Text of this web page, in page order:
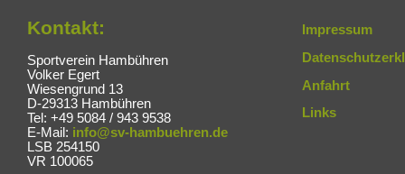
Kontakt:
Sportverein Hambühren
Volker Egert
Wiesengrund 13
D-29313 Hambühren
Tel: +49 5084 / 943 9538
E-Mail: info@sv-hambuehren.de
LSB 254150
VR 100065
Impressum
Anfahrt
Links